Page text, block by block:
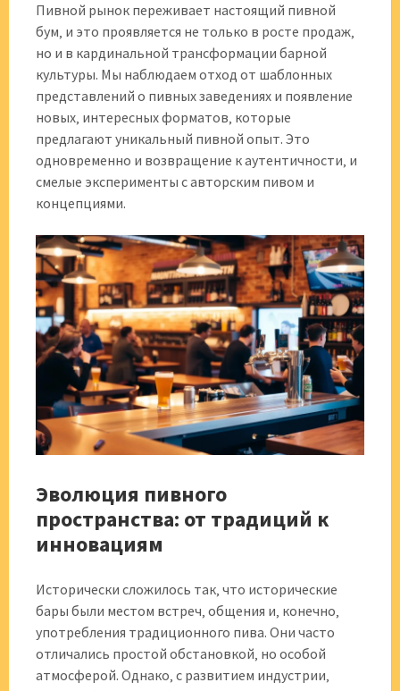
Пивной рынок переживает настоящий пивной
бум‚ и это проявляется не только в росте продаж‚
но и в кардинальной трансформации барной
культуры. Мы наблюдаем отход от шаблонных
представлений о пивных заведениях и появление
новых‚ интересных форматов‚ которые
предлагают уникальный пивной опыт. Это
одновременно и возвращение к аутентичности‚ и
смелые эксперименты с авторским пивом и
концепциями.
Эволюция пивного
пространства: от традиций к
инновациям
Исторически сложилось так‚ что исторические
бары были местом встреч‚ общения и‚ конечно‚
употребления традиционного пива. Они часто
отличались простой обстановкой‚ но особой
атмосферой. Однако‚ с развитием индустрии‚